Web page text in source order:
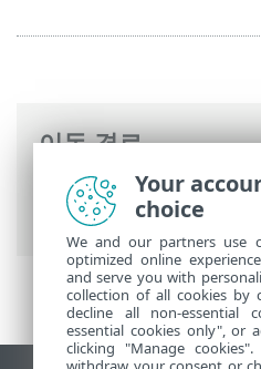
이동 경로
ESET 온라인 도움말>
고급 설정
>도구 구성
Your
choice
We and our partners use
optimized online
and serve you with
collection of all cookies by
decline all non-essential
essential cookies only", or
clicking "Manage